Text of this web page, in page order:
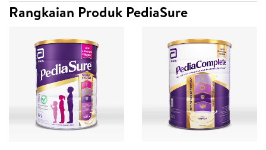
Rangkaian Produk PediaSure